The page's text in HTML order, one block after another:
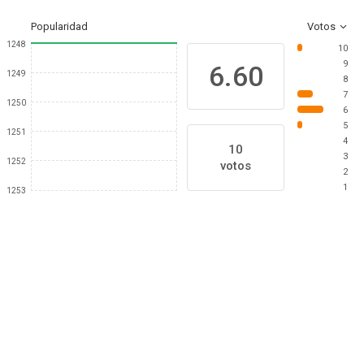
Popularidad Votos
1248
1249
1250
1251
1252
1253
6.60
10
votos
10
9
8
7
6
5
4
3
2
1